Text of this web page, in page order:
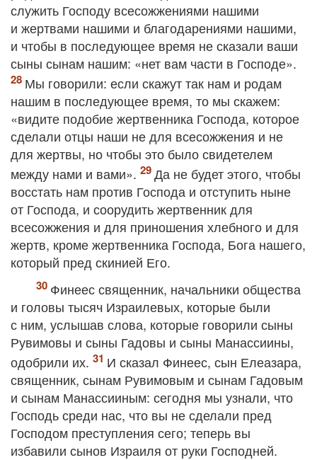
служить Господу всесожжениями нашими
и жертвами нашими и благодарениями нашими,
и чтобы в последующее время не сказали ваши
сыны сынам нашим: «нет вам части в Господе».
Мы говорили: если скажут так нам и родам
нашим в последующее время, то мы скажем:
«видите подобие жертвенника Господа, которое
сделали отцы наши не для всесожжения и не
для жертвы, но чтобы это было свидетелем
между нами и вами».
Да не будет этого, чтобы
восстать нам против Господа и отступить ныне
от Господа, и соорудить жертвенник для
всесожжения и для приношения хлебного и для
жертв, кроме жертвенника Господа, Бога нашего,
который пред скинией Его.
Финеес священник, начальники общества
и головы тысяч Израилевых, которые были
с ним, услышав слова, которые говорили сыны
Рувимовы и сыны Гадовы и сыны Манассиины,
одобрили их.
И сказал Финеес, сын Елеазара,
священник, сынам Рувимовым и сынам Гадовым
и сынам Манассииным: сегодня мы узнали, что
Господь среди нас, что вы не сделали пред
Господом преступления сего; теперь вы
избавили сынов Израиля от руки Господней.